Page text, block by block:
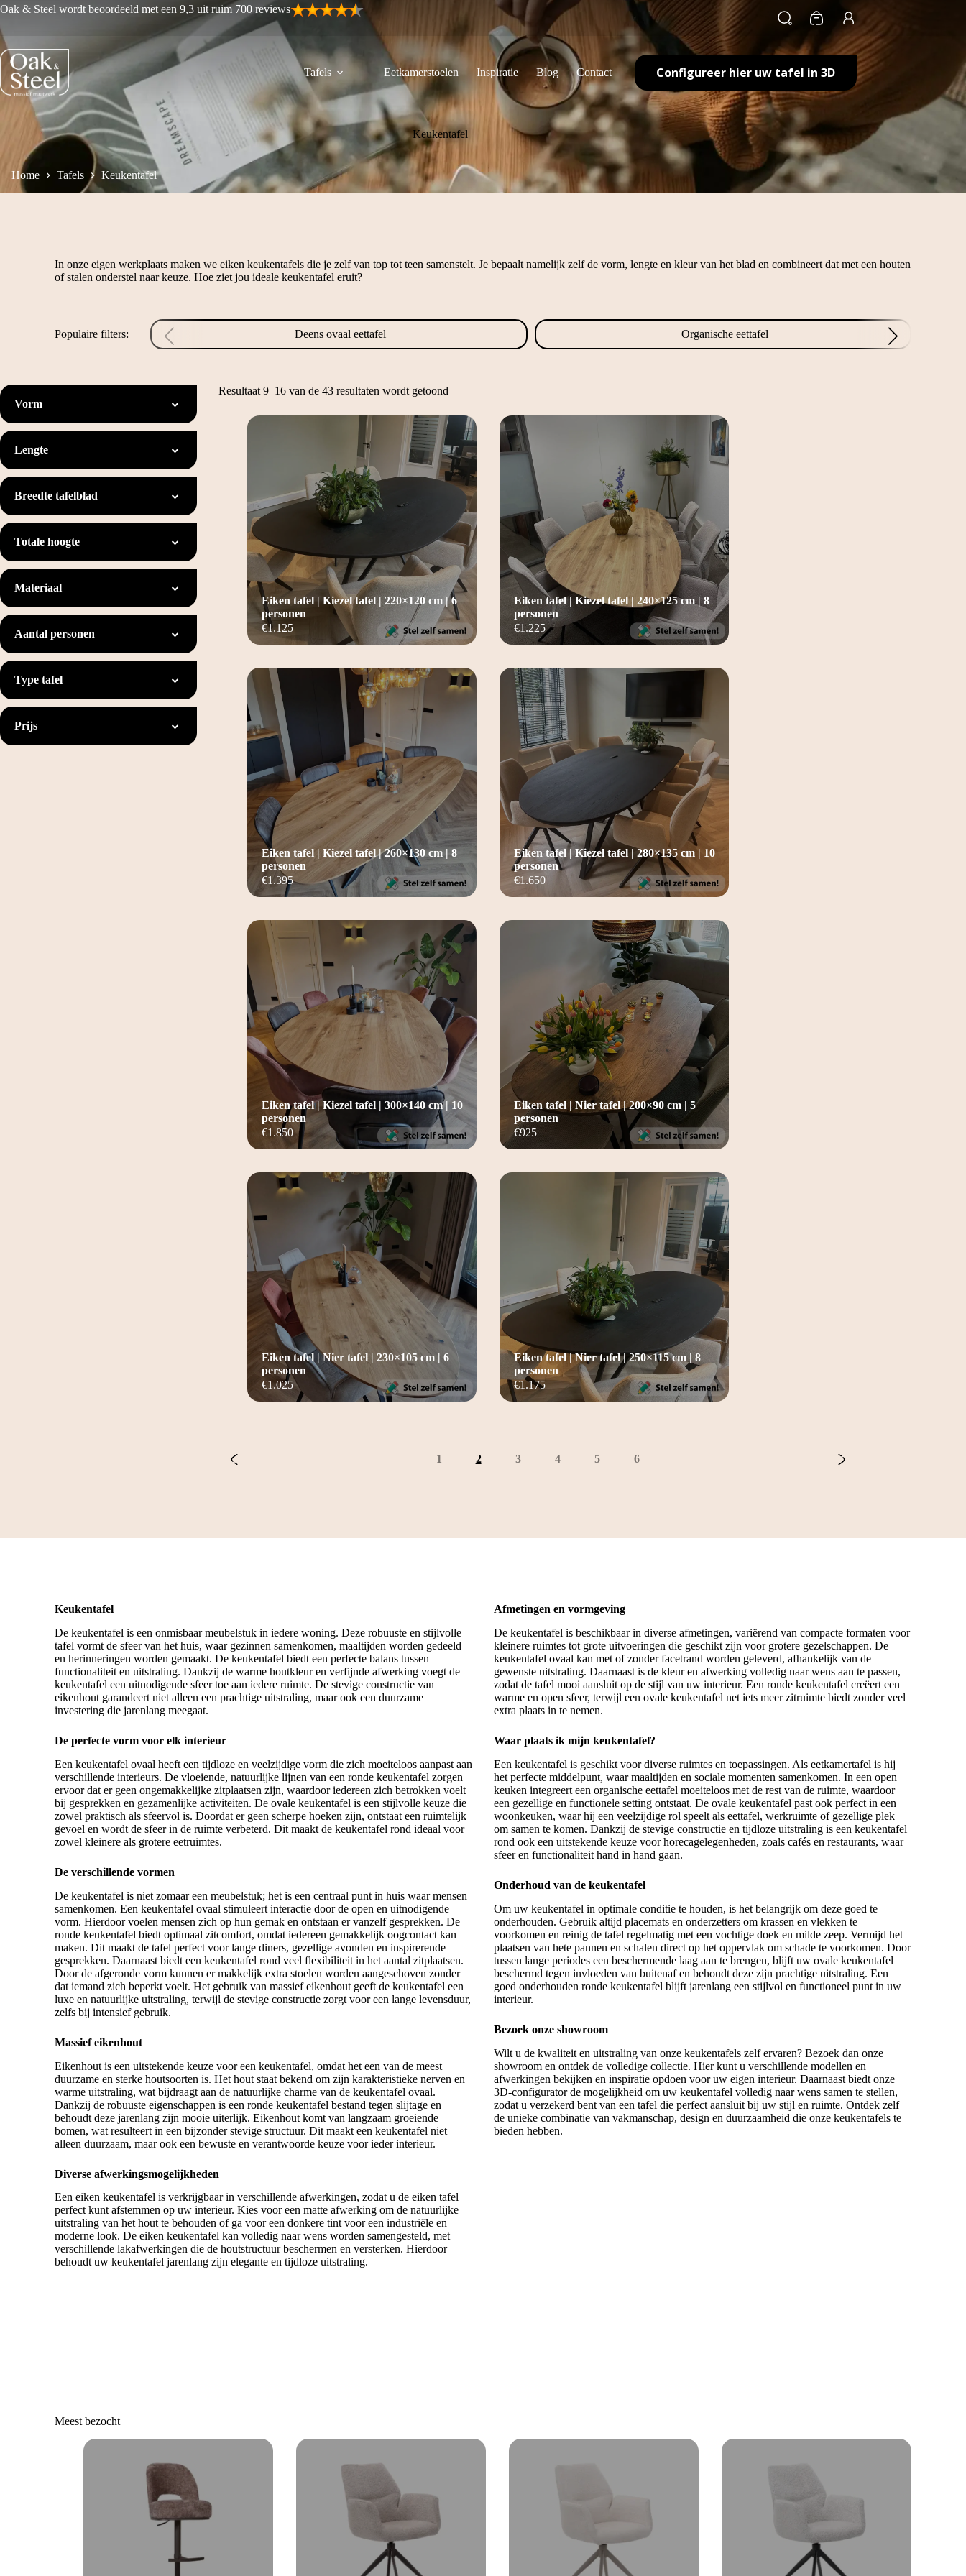
Ga
de
inhoud
Oak & Steel wordt beoordeeld met een 9,3 uit ruim 700 reviews
Winkelwagen
Tafels Eetkamerstoelen Inspiratie Blog Contact Configureer hier uw tafel in 3D
Keukentafel
Home Tafels Keukentafel
In onze eigen werkplaats maken we eiken keukentafels die je zelf van top tot teen samenstelt. Je bepaalt namelijk zelf de vorm, lengte en kleur van het blad en combineert dat met een houten
of stalen onderstel naar keuze. Hoe ziet jou ideale keukentafel eruit?
Populaire filters: Deens ovaal eettafel Organische eettafel
Resultaat 9–16 van de 43 resultaten wordt getoond
€1.125
Eiken tafel | Kiezel tafel | 220×120 cm | 6
personen
€1.225
Eiken tafel | Kiezel tafel | 240×125 cm | 8
personen
€1.395
Eiken tafel | Kiezel tafel | 260×130 cm | 8
personen
€1.650
Eiken tafel | Kiezel tafel | 280×135 cm | 10
personen
€1.850
Eiken tafel | Kiezel tafel | 300×140 cm | 10
personen
€925
Eiken tafel | Nier tafel | 200×90 cm | 5
personen
€1.025
Eiken tafel | Nier tafel | 230×105 cm | 6
personen
€1.175
Eiken tafel | Nier tafel | 250×115 cm | 8
personen
1 2 3 4 5 6
Vorm
Lengte
Breedte tafelblad
Totale hoogte
Materiaal
Aantal personen
Type tafel
Prijs
Keukentafel
De keukentafel is een onmisbaar meubelstuk in iedere woning. Deze robuuste en stijlvolle
tafel vormt de sfeer van het huis, waar gezinnen samenkomen, maaltijden worden gedeeld
en herinneringen worden gemaakt. De keukentafel biedt een perfecte balans tussen
functionaliteit en uitstraling. Dankzij de warme houtkleur en verfijnde afwerking voegt de
keukentafel een uitnodigende sfeer toe aan iedere ruimte. De stevige constructie van
eikenhout garandeert niet alleen een prachtige uitstraling, maar ook een duurzame
investering die jarenlang meegaat.
De perfecte vorm voor elk interieur
Een keukentafel ovaal heeft een tijdloze en veelzijdige vorm die zich moeiteloos aanpast aan
verschillende interieurs. De vloeiende, natuurlijke lijnen van een ronde keukentafel zorgen
ervoor dat er geen ongemakkelijke zitplaatsen zijn, waardoor iedereen zich betrokken voelt
bij gesprekken en gezamenlijke activiteiten. De ovale keukentafel is een stijlvolle keuze die
zowel praktisch als sfeervol is. Doordat er geen scherpe hoeken zijn, ontstaat een ruimtelijk
gevoel en wordt de sfeer in de ruimte verbeterd. Dit maakt de keukentafel rond ideaal voor
zowel kleinere als grotere eetruimtes.
De verschillende vormen
De keukentafel is niet zomaar een meubelstuk; het is een centraal punt in huis waar mensen
samenkomen. Een keukentafel ovaal stimuleert interactie door de open en uitnodigende
vorm. Hierdoor voelen mensen zich op hun gemak en ontstaan er vanzelf gesprekken. De
ronde keukentafel biedt optimaal zitcomfort, omdat iedereen gemakkelijk oogcontact kan
maken. Dit maakt de tafel perfect voor lange diners, gezellige avonden en inspirerende
gesprekken. Daarnaast biedt een keukentafel rond veel flexibiliteit in het aantal zitplaatsen.
Door de afgeronde vorm kunnen er makkelijk extra stoelen worden aangeschoven zonder
dat iemand zich beperkt voelt. Het gebruik van massief eikenhout geeft de keukentafel een
luxe en natuurlijke uitstraling, terwijl de stevige constructie zorgt voor een lange levensduur,
zelfs bij intensief gebruik.
Massief eikenhout
Eikenhout is een uitstekende keuze voor een keukentafel, omdat het een van de meest
duurzame en sterke houtsoorten is. Het hout staat bekend om zijn karakteristieke nerven en
warme uitstraling, wat bijdraagt aan de natuurlijke charme van de keukentafel ovaal.
Dankzij de robuuste eigenschappen is een ronde keukentafel bestand tegen slijtage en
behoudt deze jarenlang zijn mooie uiterlijk. Eikenhout komt van langzaam groeiende
bomen, wat resulteert in een bijzonder stevige structuur. Dit maakt een keukentafel niet
alleen duurzaam, maar ook een bewuste en verantwoorde keuze voor ieder interieur.
Diverse afwerkingsmogelijkheden
Een eiken keukentafel is verkrijgbaar in verschillende afwerkingen, zodat u de eiken tafel
perfect kunt afstemmen op uw interieur. Kies voor een matte afwerking om de natuurlijke
uitstraling van het hout te behouden of ga voor een donkere tint voor een industriële en
moderne look. De eiken keukentafel kan volledig naar wens worden samengesteld, met
verschillende lakafwerkingen die de houtstructuur beschermen en versterken. Hierdoor
behoudt uw keukentafel jarenlang zijn elegante en tijdloze uitstraling.
Afmetingen en vormgeving
De keukentafel is beschikbaar in diverse afmetingen, variërend van compacte formaten voor
kleinere ruimtes tot grote uitvoeringen die geschikt zijn voor grotere gezelschappen. De
keukentafel ovaal kan met of zonder facetrand worden geleverd, afhankelijk van de
gewenste uitstraling. Daarnaast is de kleur en afwerking volledig naar wens aan te passen,
zodat de tafel mooi aansluit op de stijl van uw interieur. Een ronde keukentafel creëert een
warme en open sfeer, terwijl een ovale keukentafel net iets meer zitruimte biedt zonder veel
extra plaats in te nemen.
Waar plaats ik mijn keukentafel?
Een keukentafel is geschikt voor diverse ruimtes en toepassingen. Als eetkamertafel is hij
het perfecte middelpunt, waar maaltijden en sociale momenten samenkomen. In een open
keuken integreert een organische eettafel moeiteloos met de rest van de ruimte, waardoor
een gezellige en functionele setting ontstaat. De ovale keukentafel past ook perfect in een
woonkeuken, waar hij een veelzijdige rol speelt als eettafel, werkruimte of gezellige plek
om samen te komen. Dankzij de stevige constructie en tijdloze uitstraling is een keukentafel
rond ook een uitstekende keuze voor horecagelegenheden, zoals cafés en restaurants, waar
sfeer en functionaliteit hand in hand gaan.
Onderhoud van de keukentafel
Om uw keukentafel in optimale conditie te houden, is het belangrijk om deze goed te
onderhouden. Gebruik altijd placemats en onderzetters om krassen en vlekken te
voorkomen en reinig de tafel regelmatig met een vochtige doek en milde zeep. Vermijd het
plaatsen van hete pannen en schalen direct op het oppervlak om schade te voorkomen. Door
tussen lange periodes een beschermende laag aan te brengen, blijft uw ovale keukentafel
beschermd tegen invloeden van buitenaf en behoudt deze zijn prachtige uitstraling. Een
goed onderhouden ronde keukentafel blijft jarenlang een stijlvol en functioneel punt in uw
interieur.
Bezoek onze showroom
Wilt u de kwaliteit en uitstraling van onze keukentafels zelf ervaren? Bezoek dan onze
showroom en ontdek de volledige collectie. Hier kunt u verschillende modellen en
afwerkingen bekijken en inspiratie opdoen voor uw eigen interieur. Daarnaast biedt onze
3D-configurator de mogelijkheid om uw keukentafel volledig naar wens samen te stellen,
zodat u verzekerd bent van een tafel die perfect aansluit bij uw stijl en ruimte. Ontdek zelf
de unieke combinatie van vakmanschap, design en duurzaamheid die onze keukentafels te
bieden hebben.
Meest bezocht